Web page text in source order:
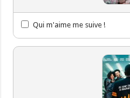
Qui m'aime me suive !